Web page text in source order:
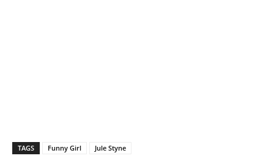
TAGS Funny Girl Jule Styne